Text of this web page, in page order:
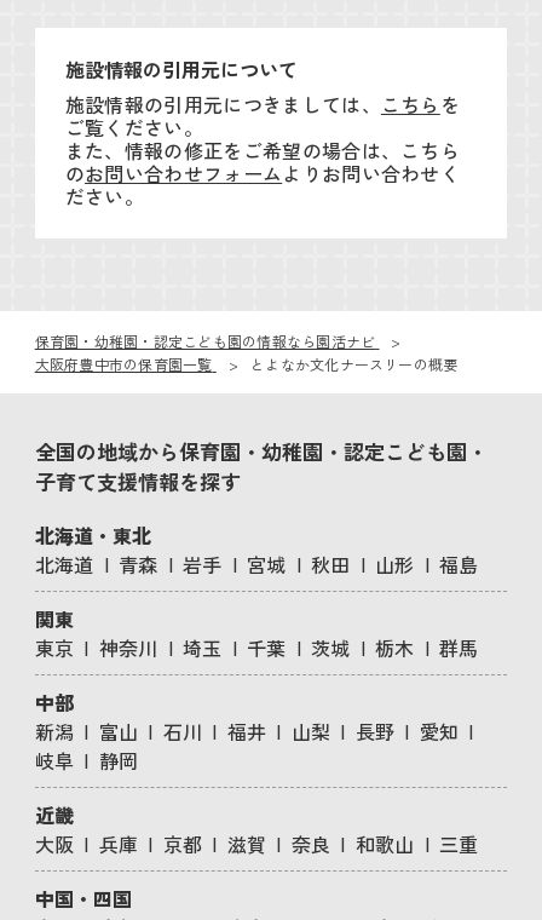
施設情報の引用元について
施設情報の引用元につきましては、 こちら を
ご覧ください。
また、情報の修正をご希望の場合は、こちら
のお問い合わせフォームよりお問い合わせく
ださい。
保育園・幼稚園・認定こども園の情報なら園活ナビ
大阪府豊中市の保育園一覧
とよなか文化ナースリーの概要
全国の地域から保育園・幼稚園・認定こども園・
子育て支援情報を探す
北海道・東北
北海道
青森 岩手 宮城 秋田 山形
福島
関東
東京
神奈川 埼玉 千葉 茨城 栃木
群馬
中部
新潟
富山 石川 福井 山梨 長野
愛知
岐阜
静岡
近畿
大阪
兵庫 京都 滋賀 奈良 和歌山
三重
中国・四国